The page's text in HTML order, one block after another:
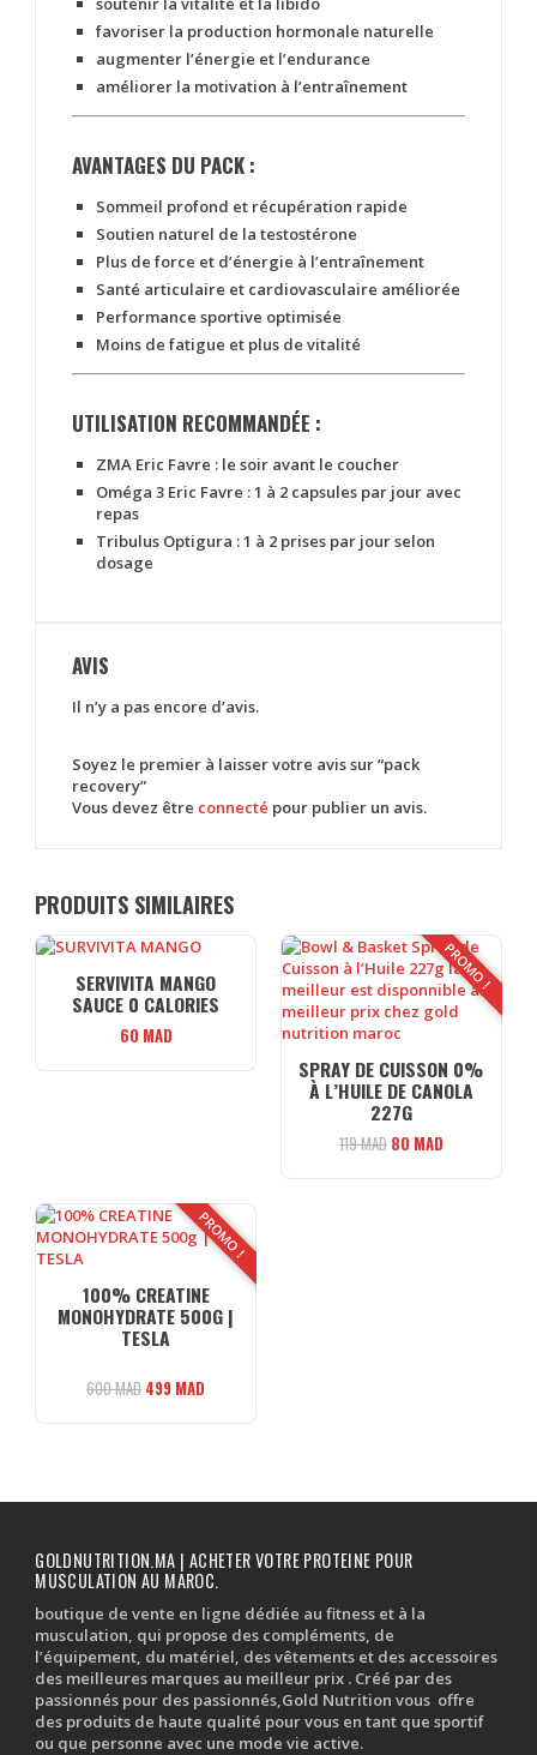
favoriser la production hormonale naturelle
augmenter l’énergie et l’endurance
améliorer la motivation à l’entraînement
AVANTAGES DU PACK :
Sommeil profond et récupération rapide
Soutien naturel de la testostérone
Plus de force et d’énergie à l’entraînement
Santé articulaire et cardiovasculaire améliorée
Performance sportive optimisée
Moins de fatigue et plus de vitalité
UTILISATION RECOMMANDÉE :
ZMA Eric Favre : le soir avant le coucher
Oméga 3 Eric Favre :1 à 2 capsules par jour avec
repas
Tribulus Optigura :1 à 2 prises par jour selon
dosage
AVIS
Il n’y a pas encore d’avis.
Soyez le premier à laisser votre avis sur “pack
recovery”
Vous devez être connecté pour publier un avis.
PRODUITS SIMILAIRES
SERVIVITA MANGO
SAUCE 0 CALORIES
60 MAD
PROMO !
SPRAY DE CUISSON 0%
À L’HUILE DE CANOLA
227G
119MAD Le
80 MADLe
PROMO !
100% CREATINE
MONOHYDRATE 500G |
TESLA
600MAD Le
499 MAD
GOLDNUTRITION.MA | ACHETER VOTRE PROTEINE POUR
MUSCULATION AU MAROC.
boutique de vente en ligne dédiée au fitness et à la
musculation, qui propose des compléments, de
l’équipement, du matériel, des vêtements et des accessoires
des meilleures marques au meilleur prix . Créé par des
passionnés pour des passionnés,Gold Nutrition vous offre
des produits de haute qualité pour vous en tant que sportif
ou que personne avec une mode vie active.